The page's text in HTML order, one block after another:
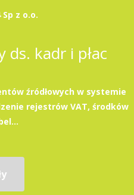
z o.o.
ds. kadr i płac
źródłowych w systemie
rejestrów VAT, środków